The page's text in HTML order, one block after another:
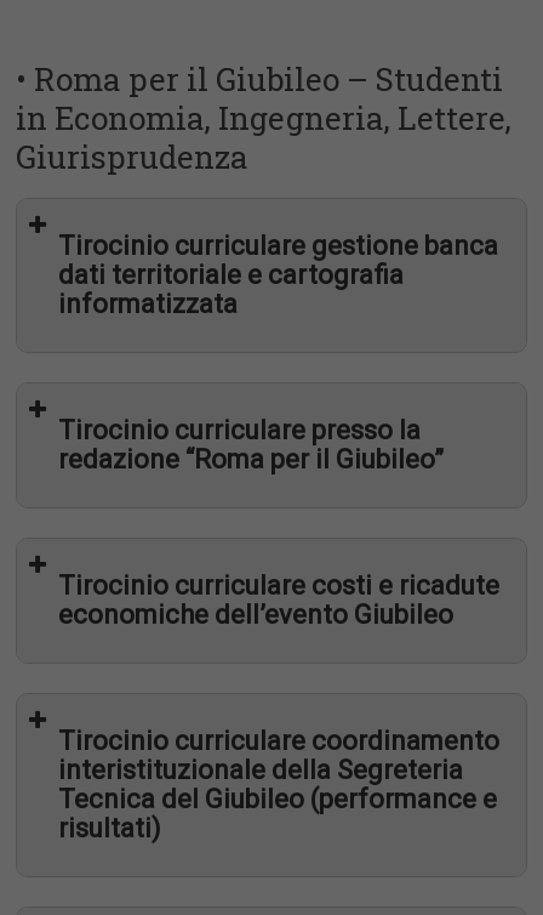
• Roma per il Giubileo – Studenti
in Economia, Ingegneria, Lettere,
Giurisprudenza
Tirocinio curriculare gestione banca
dati territoriale e cartografia
informatizzata
Tirocinio curriculare presso la
redazione “Roma per il Giubileo”
Tirocinio curriculare costi e ricadute
economiche dell’evento Giubileo
Tirocinio curriculare coordinamento
interistituzionale della Segreteria
Tecnica del Giubileo (performance e
risultati)